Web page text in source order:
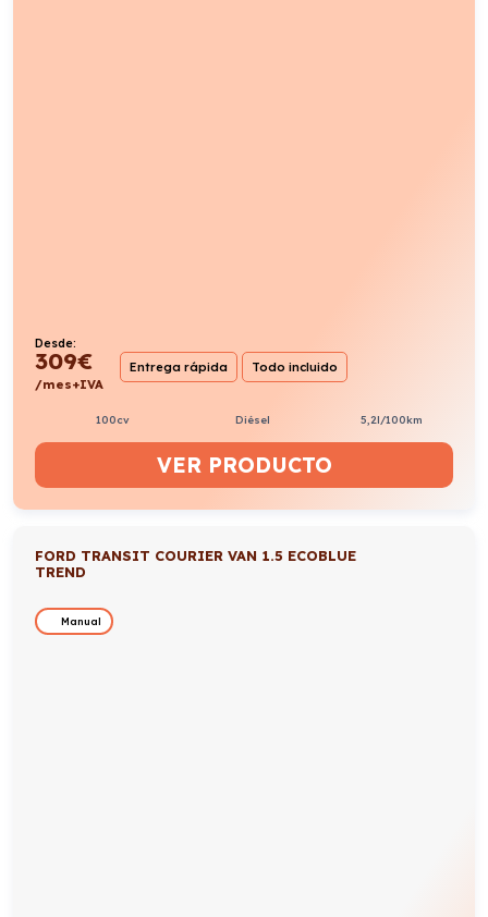
Desde:
309€
/mes+IVA
Entrega rápida Todo incluido
100cv Diésel 5,2l/100km
VER PRODUCTO
FORD TRANSIT COURIER VAN 1.5 ECOBLUE
TREND
Manual